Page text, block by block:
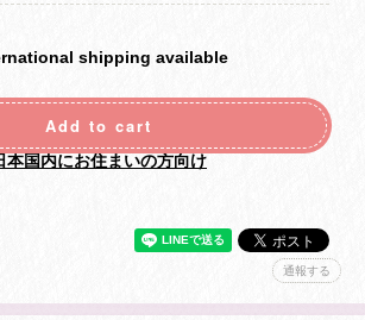
shipping available
Add to cart
本国内にお住まいの方向け
通報する